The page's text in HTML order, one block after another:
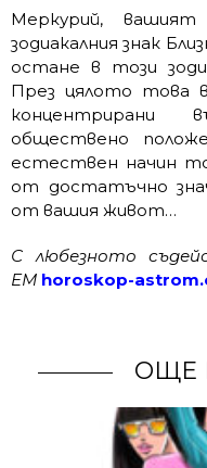
Меркурий,
зодиакалния знак
остане в този
През цялото това
концентрирани
обществено
естествен начин
от достатъчно
от вашия живот…
С любезното
ЕМ horoskop-
ОЩЕ